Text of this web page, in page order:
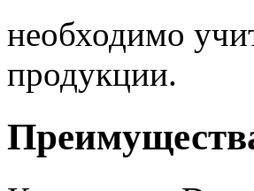
необходимо
продукции.